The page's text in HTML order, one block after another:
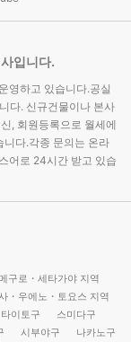
입니다.
영하고 있습니다.공실
다. 신규건물이나 본사
, 회원등록으로 월세에
니다.각종 문의는 온라
어로 24시간 받고 있습
구로・세타가야 지역
・우에노・토요스 지역
타이토구
스미다구
시부야구
나카노구